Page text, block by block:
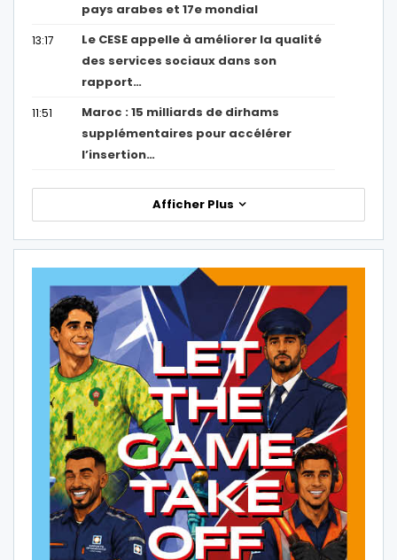
pays arabes et 17e mondial
13:17
Le CESE appelle à améliorer la qualité
des services sociaux dans son
rapport…
11:51
Maroc : 15 milliards de dirhams
supplémentaires pour accélérer
l’insertion…
Afficher Plus